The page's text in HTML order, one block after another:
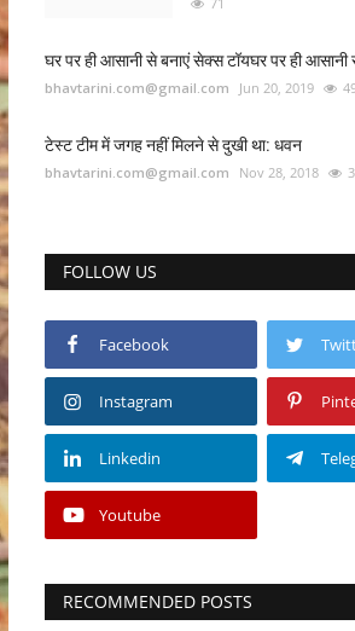
घर पर ही आसानी से बनाएं सेक्स टॉयघर पर ही आसानी
bhavtarini.com@gmail.com Jun 20, 2019
टेस्ट टीम में जगह नहीं मिलने से दुखी था: धवन
bhavtarini.com@gmail.com Nov 28, 2018
FOLLOW US
Facebook
Instagram
Linkedin
Youtube
RECOMMENDED POSTS